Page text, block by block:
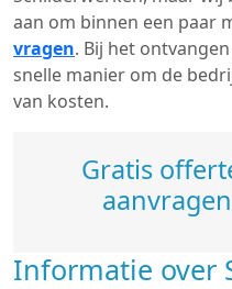
aan om binnen een paar
vragen. Bij het
snelle manier om de
van kosten.
Gratis
aanvragen
Informatie over